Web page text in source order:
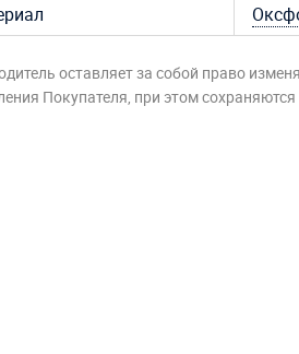
оставляет за собой право
Покупателя, при этом